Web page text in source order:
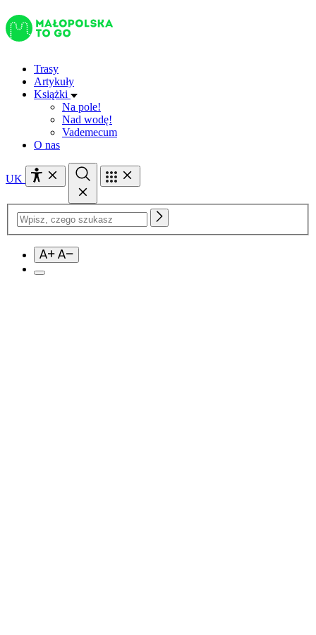
Przejdź
do
treści
Trasy
Artykuły
Książki
Na pole!
Nad wodę!
Vademecum
O nas
UK
Szukaj: